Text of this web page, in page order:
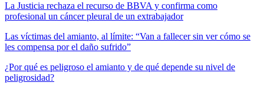
La Justicia rechaza el recurso de BBVA y confirma como
profesional un cáncer pleural de un extrabajador
Las víctimas del amianto, al límite: “Van a fallecer sin ver cómo se
les compensa por el daño sufrido”
¿Por qué es peligroso el amianto y de qué depende su nivel de
peligrosidad?